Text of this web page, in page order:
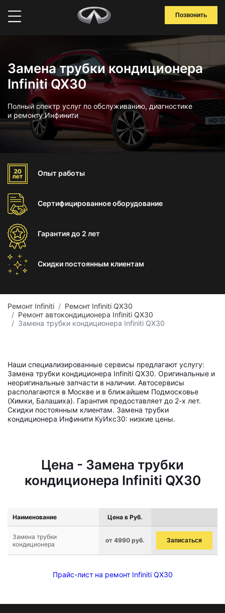
Позвонить
Замена трубки кондиционера
Infiniti QX30
Полный спектр услуг по обслуживанию, диагностике
и ремонту Инфинити
Опыт работы
Сертифицированноеоборудование
Гарантиядо 2 лет
Скидки постоянным клиентам
Ремонт Infiniti
Ремонт Infiniti QX30
Ремонт автокондиционера Infiniti QX30
Замена трубки кондиционера Infiniti QX30
Наши специализированные сервисы предлагают услугу:
Замена трубки кондиционера Infiniti QX30. Оригинальные и
неоригинальные запчасти в наличии. Автосервисы
располагаются в Москве и в ближайшем Подмосковье
(Химки, Балашиха). Гарантия предоставляет до 2-х лет.
Скидки постоянным клиентам. Замена трубки
кондиционера Инфинити КуИкс30: низкие цены.
Цена - Замена трубки
кондиционера Infiniti QX30
Наименование Цена в Руб.
Замена трубки
кондиционера
от 4990 руб. Записаться
Прайс-лист на ремонт Infiniti QX30